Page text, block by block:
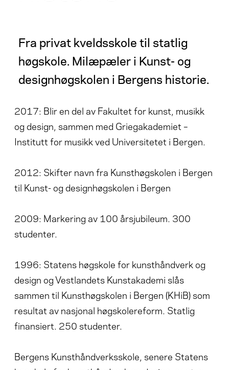
Fra privat kveldsskole til statlig
høgskole. Milæpæler i Kunst- og
designhøgskolen i Bergens historie.
2017: Blir en del av Fakultet for kunst, musikk
og design, sammen med Griegakademiet –
Institutt for musikk ved Universitetet i Bergen.
2012: Skifter navn fra Kunsthøgskolen i Bergen
til Kunst- og designhøgskolen i Bergen
2009: Markering av 100 årsjubileum. 300
studenter.
1996: Statens høgskole for kunsthåndverk og
design og Vestlandets Kunstakademi slås
sammen til Kunsthøgskolen i Bergen (KHiB) som
resultat av nasjonal høgskolereform. Statlig
finansiert. 250 studenter.
Bergens Kunsthåndverksskole, senere Statens